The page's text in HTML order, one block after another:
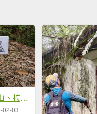
新北 烏來 大刀山、拉樸山、阿玉溪山
02-03